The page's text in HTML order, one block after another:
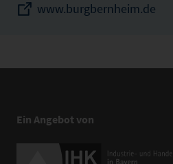
www.burgbernheim.de
Ein Angebot von